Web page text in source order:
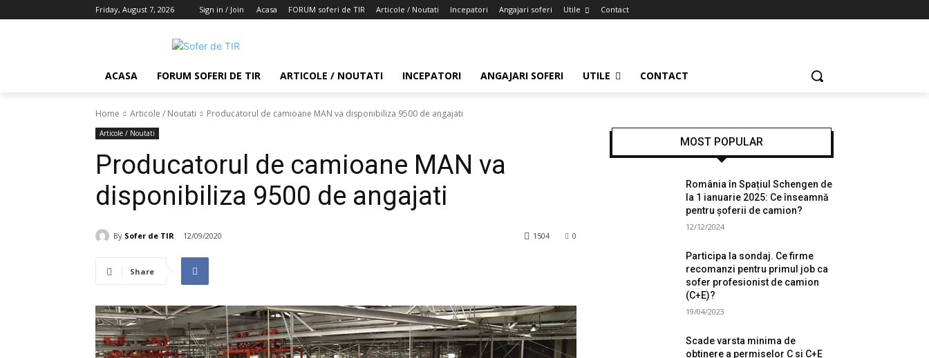
Friday, August 7, 2026 Sign in / Join Acasa FORUM soferi de TIR Articole / Noutati Incepatori Angajari soferi Utile Contact
ACASA FORUM SOFERI DE TIR ARTICOLE / NOUTATI INCEPATORI ANGAJARI SOFERI UTILE CONTACT
Home Articole / Noutati Producatorul de camioane MAN va disponibiliza 9500 de angajati
Articole / Noutati
Producatorul de camioane MAN va
disponibiliza 9500 de angajati
By Sofer de TIR 12/09/2020 0
1504
Share
MOST POPULAR
România în Spațiul Schengen de
la 1 ianuarie 2025: Ce înseamnă
pentru șoferii de camion?
12/12/2024
Participa la sondaj. Ce firme
recomanzi pentru primul job ca
sofer profesionist de camion
(C+E)?
19/04/2023
Scade varsta minima de
obtinere a permiselor C si C+E